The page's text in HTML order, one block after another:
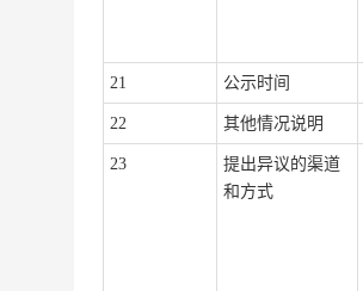
21 公示时间
22 其他情况说明
23
提出异议的渠道
和方式